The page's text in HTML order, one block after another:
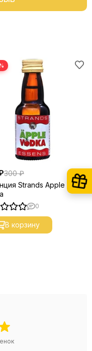
300 ₽
Strands Apple
0
В корзину